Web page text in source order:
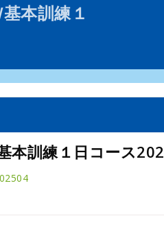
本訓練１
本訓練１日コース